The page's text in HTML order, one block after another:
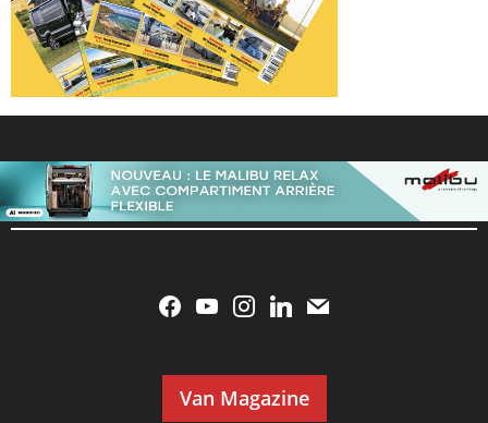
Van Magazine